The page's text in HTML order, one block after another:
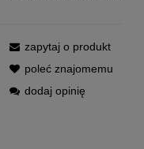
zapytaj o produkt
poleć znajomemu
dodaj opinię